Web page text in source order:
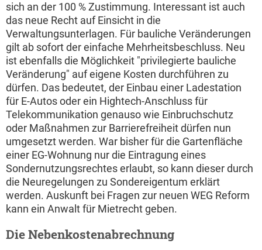
sich an der 100 % Zustimmung. Interessant ist auch
das neue Recht auf Einsicht in die
Verwaltungsunterlagen. Für bauliche Veränderungen
gilt ab sofort der einfache Mehrheitsbeschluss. Neu
ist ebenfalls die Möglichkeit "privilegierte bauliche
Veränderung" auf eigene Kosten durchführen zu
dürfen. Das bedeutet, der Einbau einer Ladestation
für E-Autos oder ein Hightech-Anschluss für
Telekommunikation genauso wie Einbruchschutz
oder Maßnahmen zur Barrierefreiheit dürfen nun
umgesetzt werden. War bisher für die Gartenfläche
einer EG-Wohnung nur die Eintragung eines
Sondernutzungsrechtes erlaubt, so kann dieser durch
die Neuregelungen zu Sondereigentum erklärt
werden. Auskunft bei Fragen zur neuen WEG Reform
kann ein Anwalt für Mietrecht geben.
Die Nebenkostenabrechnung